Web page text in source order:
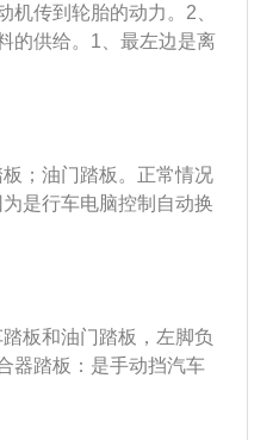
传到轮胎的动力。2、
的供给。1、最左边是离
重、高低是不同的，这
控制车速的，它可以控
：1、汽车的三个踏板
、正常情况下，只有手
控制自动换挡，不需要
左脚控制离合，右脚
间的驾驶很容易不自
；油门踏板。正常情况
是行车电脑控制自动换
自动挡的车型没有离合
个踏板顺序，是有科学
较灵活也有力。所以这
外，这样设计的话，油
离合器踏板。开车的时
候，一定不要放在踏板
板和油门踏板，左脚负
器踏板：是手动挡汽车
在学车中或在正常驾驶